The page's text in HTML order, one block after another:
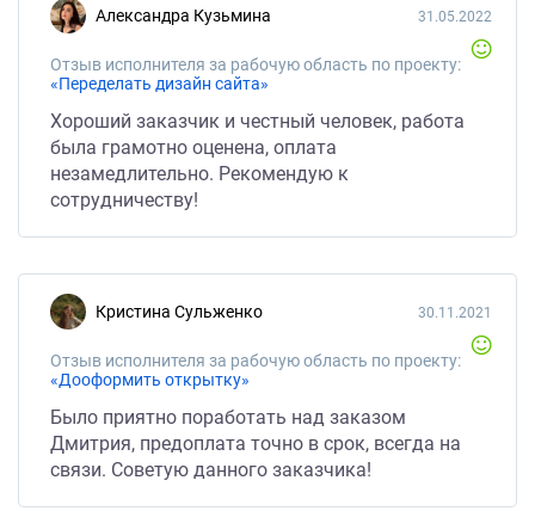
Александра Кузьмина
Отзыв исполнителя за рабочую область по проекту:
«Переделать дизайн сайта»
31.05.2022
Хороший заказчик и честный человек, работа
была грамотно оценена, оплата
незамедлительно. Рекомендую к
сотрудничеству!
Кристина Сульженко
Отзыв исполнителя за рабочую область по проекту:
«Дооформить открытку»
30.11.2021
Было приятно поработать над заказом
Дмитрия, предоплата точно в срок, всегда на
связи. Советую данного заказчика!